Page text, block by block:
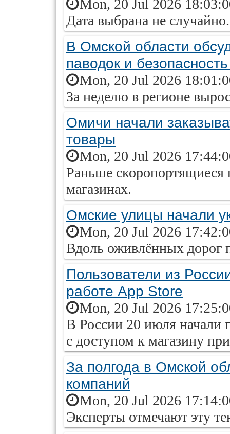
Mon, 20 Jul 2026
Дата выбрана не случайно.
В Омской области
паводок и
Mon, 20 Jul 2026
За неделю в регионе
Омичи начали
товары
Mon, 20 Jul 2026
Раньше скоропортящиеся
магазинах.
Омские улицы начали
Mon, 20 Jul 2026
Вдоль оживлённых дорог
Пользователи из
работе App Store
Mon, 20 Jul 2026
В России 20 июля начали
с доступом к магазину
За полгода в Омской
компаний
Mon, 20 Jul 2026
Эксперты отмечают эту